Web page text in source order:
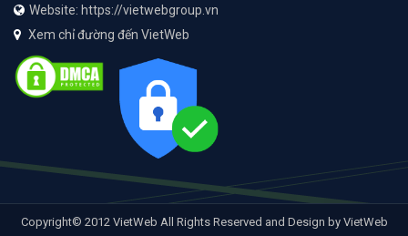
Website: https://vietwebgroup.vn
Xem chỉ đường đến VietWeb
Copyright© 2012 VietWeb All Rights Reserved and Design by VietWeb